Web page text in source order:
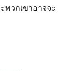
วกเขาอาจจะ